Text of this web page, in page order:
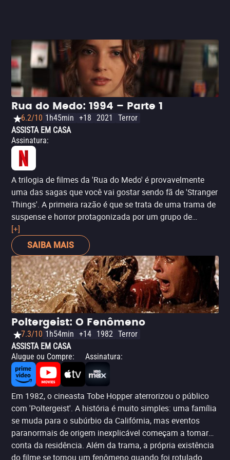
Rua do Medo: 1994 – Parte 1
6.2/10 1h45min +18 2021
Terror
ASSISTA EM CASA
Assinatura:
A trilogia de filmes da 'Rua do Medo' é provavelmente
uma das sagas que você vai gostar sendo fã de 'Stranger
Things'. A primeira razão é que se trata de uma trama de
suspense e horror protagonizada por um grupo de
adolescentes - alguns deles também participam da série,
como Maya Hawke e Sadie Sink. A segunda é que a
narrativa tem muitas semelhanças com a da série dos
Duffer Brothers: alguns dos principais eventos ocorrem
na floresta, em uma época diferente (os anos 1990) e
todos os jovens estão em risco devido a uma ameaça
sobrenatural. Além disso, alguns deles, como em
'Stranger Things', se encaixam no estereótipo dos nerds
fascinados por jogos e histórias de terror.
[+]
SAIBA MAIS
Poltergeist: O Fenômeno
7.3/10 1h54min +14 1982 Terror
ASSISTA EM CASA
Alugue ou Compre: Assinatura:
Em 1982, o cineasta Tobe Hopper aterrorizou o público
com 'Poltergeist'. A história é muito simples: uma família
se muda para o subúrbio da Califórnia, mas eventos
paranormais de origem inexplicável começam a tomar
conta da residência. Além da trama, a própria existência
do filme se tornou um fenômeno quando foi rotulado